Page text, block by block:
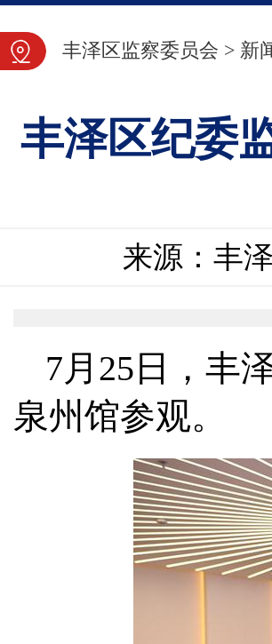
丰泽区监察委员会 > 新
丰泽区纪委
来源：丰
7月25日，丰
泉州馆参观。